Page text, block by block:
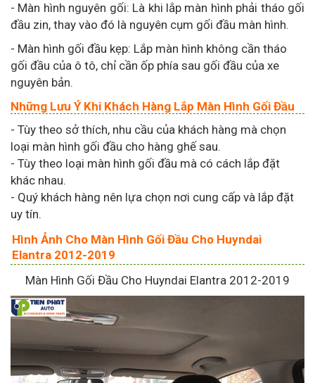
- Màn hình nguyên gối: Là khi lắp màn hình phải tháo gối
đầu zin, thay vào đó là nguyên cụm gối đầu màn hình.
- Màn hình gối đầu kẹp: Lắp màn hình không cần tháo
gối đầu của ô tô, chỉ cần ốp phía sau gối đầu của xe
nguyên bản.
Những Lưu Ý Khi Khách Hàng Lắp Màn Hình Gối Đầu
- Tùy theo sở thích, nhu cầu của khách hàng mà chọn
loại màn hình gối đầu cho hàng ghế sau.
- Tùy theo loại màn hình gối đầu mà có cách lắp đặt
khác nhau.
- Quý khách hàng nên lựa chọn nơi cung cấp và lắp đặt
uy tín.
Hình Ảnh Cho Màn Hình Gối Đầu Cho Huyndai
Elantra 2012-2019
Màn Hình Gối Đầu Cho Huyndai Elantra 2012-2019